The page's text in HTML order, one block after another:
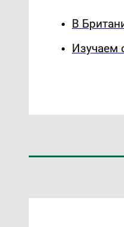
В
Изучаем